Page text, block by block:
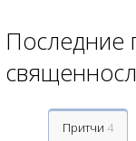
Последние
Притчи 4